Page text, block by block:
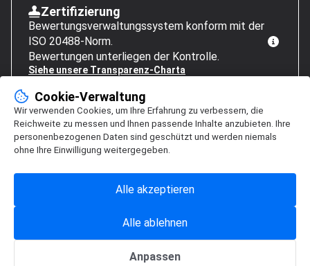
Zertifizierung
Bewertungsverwaltungssystem konform mit der
ISO 20488-Norm.
Bewertungen unterliegen der Kontrolle.
Siehe unsere Transparenz-Charta
Cookie-Verwaltung
Cookie-Verwaltung
Wir verwenden Cookies, um Ihre Erfahrung zu verbessern, die
Reichweite zu messen und Ihnen passende Inhalte anzubieten. Ihre
personenbezogenen Daten sind geschützt und werden niemals
ohne Ihre Einwilligung weitergegeben.
Anpassen
Alle ablehnen
Alle akzeptieren